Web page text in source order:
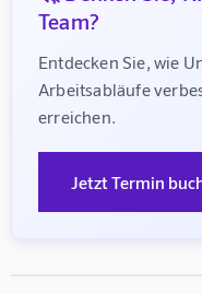
Team?
Entdecken Sie, wie
Arbeitsabläufe
erreichen.
Jetzt Termin